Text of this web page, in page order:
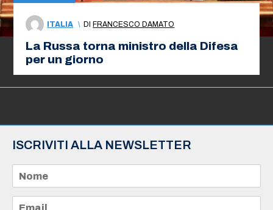
ITALIA \ DI FRANCESCO DAMATO
La Russa torna ministro della Difesa
per un giorno
ISCRIVITI ALLA NEWSLETTER
m
e